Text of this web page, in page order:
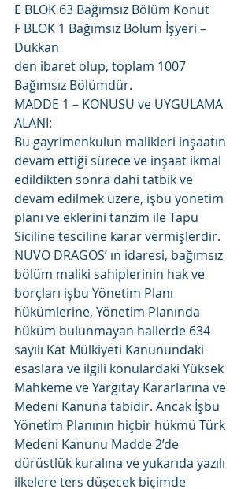
E BLOK 63 Bağımsız Bölüm Konut
F BLOK 1 Bağımsız Bölüm İşyeri –
Dükkan
den ibaret olup, toplam 1007
Bağımsız Bölümdür.
MADDE 1 – KONUSU ve UYGULAMA
ALANI:
Bu gayrimenkulun malikleri inşaatın
devam ettiği sürece ve inşaat ikmal
edildikten sonra dahi tatbik ve
devam edilmek üzere, işbu yönetim
planı ve eklerini tanzim ile Tapu
Siciline tesciline karar vermişlerdir.
NUVO DRAGOS’ ın idaresi, bağımsız
bölüm maliki sahiplerinin hak ve
borçları işbu Yönetim Planı
hükümlerine, Yönetim Planında
hüküm bulunmayan hallerde 634
sayılı Kat Mülkiyeti Kanunundaki
esaslara ve ilgili konulardaki Yüksek
Mahkeme ve Yargıtay Kararlarına ve
Medeni Kanuna tabidir. Ancak İşbu
Yönetim Planının hiçbir hükmü Türk
Medeni Kanunu Madde 2’de
dürüstlük kuralına ve yukarıda yazılı
ilkelere ters düşecek biçimde